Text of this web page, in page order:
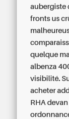
aubergiste
fronts us
quelque
albenza
visibilité.
acheter
RHA